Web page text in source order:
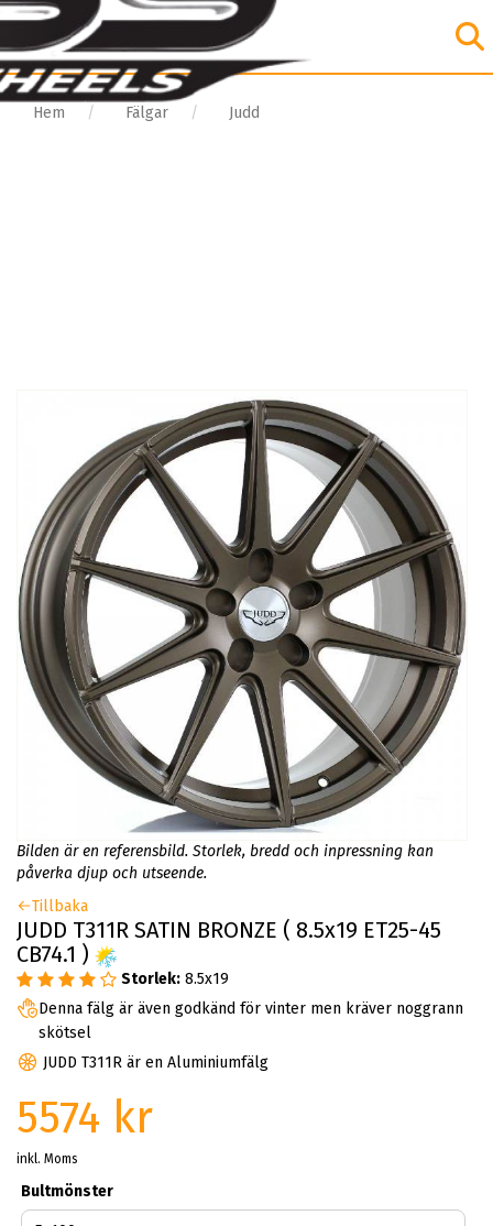
Hem Fälgar Judd
Bilden är en referensbild. Storlek, bredd och inpressning kan
påverka djup och utseende.
Tillbaka
JUDD T311R SATIN BRONZE ( 8.5x19 ET25-45
CB74.1 )
Storlek: 8.5x19
Denna fälg är även godkänd för vinter men kräver noggrann
skötsel
JUDD T311R är en Aluminiumfälg
5574 kr
inkl. Moms
Bultmönster